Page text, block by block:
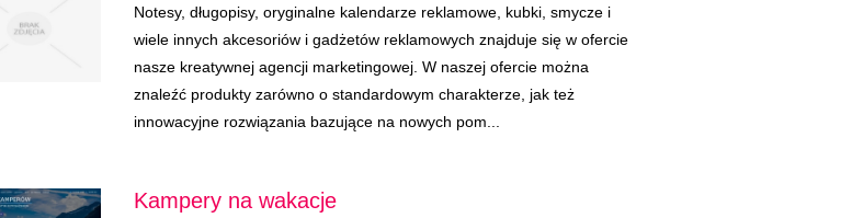
Notesy, długopisy, oryginalne kalendarze reklamowe, kubki, smycze i
wiele innych akcesoriów i gadżetów reklamowych znajduje się w ofercie
nasze kreatywnej agencji marketingowej. W naszej ofercie można
znaleźć produkty zarówno o standardowym charakterze, jak też
innowacyjne rozwiązania bazujące na nowych pom...
Kampery na wakacje